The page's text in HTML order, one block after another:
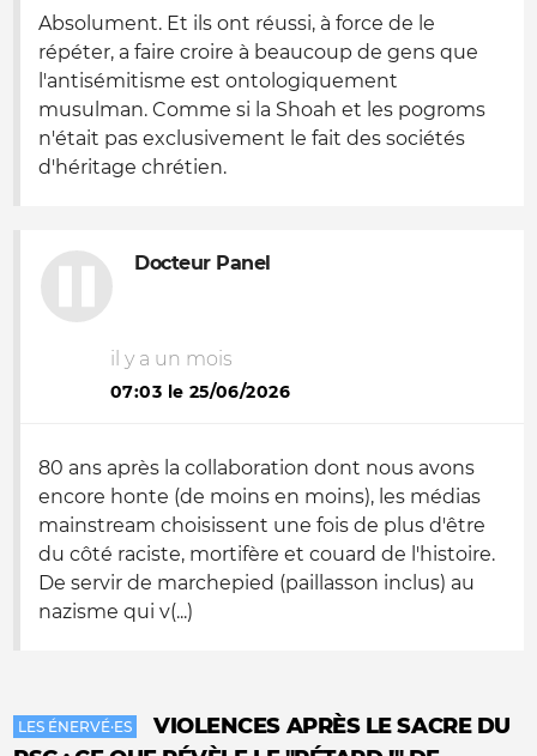
Absolument. Et ils ont réussi, à force de le
répéter, a faire croire à beaucoup de gens que
l'antisémitisme est ontologiquement
musulman. Comme si la Shoah et les pogroms
n'était pas exclusivement le fait des sociétés
d'héritage chrétien.
Docteur Panel
il y a un mois
07:03 le 25/06/2026
80 ans après la collaboration dont nous avons
encore honte (de moins en moins), les médias
mainstream choisissent une fois de plus d'être
du côté raciste, mortifère et couard de l'histoire.
De servir de marchepied (paillasson inclus) au
nazisme qui v(...)
LES ÉNERVÉ·ES
VIOLENCES APRÈS LE SACRE DU